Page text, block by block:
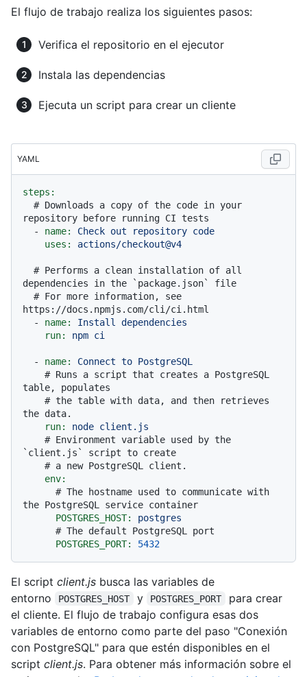
El flujo de trabajo realiza los siguientes pasos:
Verifica el repositorio en el ejecutor
Instala las dependencias
Ejecuta un script para crear un cliente
YAML
steps:
# Downloads a copy of the code in your
repository before running CI tests
-
name: Check out repository code
uses:
actions/checkout@v4
# Performs a clean installation of all
dependencies in the `package.json` file
# For more information, see
https://docs.npmjs.com/cli/ci.html
-
name: Install
dependencies
run:
npm ci
- name: Connect to PostgreSQL
# Runs a script that creates a PostgreSQL
table, populates
# the table with data, and then retrieves
the data.
run:
node client.js
# Environment variable used by the
`client.js` script to create
# a new PostgreSQL client.
env:
# The hostname used to communicate with
the PostgreSQL service container
POSTGRES_HOST:
postgres
# The default PostgreSQL port
POSTGRES_PORT:
5432
El script client.js busca las variables de
entorno
POSTGRES_HOST y POSTGRES_PORT
para crear
el cliente. El flujo de trabajo configura esas dos
variables de entorno como parte del paso "Conexión
con PostgreSQL" para que estén disponibles en el
script client.js. Para obtener más información sobre el